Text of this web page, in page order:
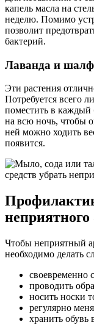
капель масла на
неделю. Помимо
позволит
бактерий.
Лаванда и
Эти растения
Потребуется всего
поместить в каждый
на всю ночь, чтобы
ней можно ходить
появится.
неприятного
Чтобы неприятный
необходимо делать
своевременно
проводить
носить носки
регулярно
хранить обувь